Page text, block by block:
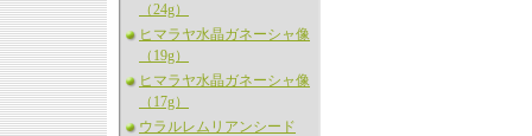
（24g）
ヒマラヤ水晶ガネーシャ像
（19g）
ヒマラヤ水晶ガネーシャ像
（17g）
ウラルレムリアンシード